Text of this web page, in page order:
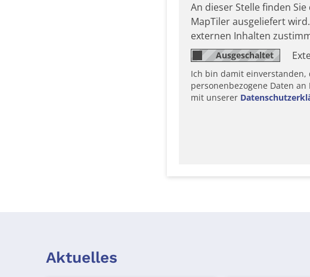
An dieser Stelle finden
MapTiler ausgeliefert
externen Inhalten
Ich bin damit einverstanden,
personenbezogene Daten
mit unserer
Aktuelles